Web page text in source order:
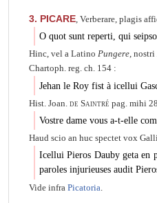
3. PICARE, Verberare, plagis
O quot sunt reperti, qui
Hinc, vel a Latino Pungere, nostri
Chartoph. reg. ch. 154 :
Jehan le Roy fist à icellui
Hist. Joan. de Saintré pag. mihi
Vostre dame vous a-t-elle
Haud scio an huc spectet vox
Icellui Pieros Dauby geta en
paroles injurieuses audit
Vide infra Picatoria